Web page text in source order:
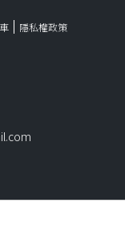
隱私權政策